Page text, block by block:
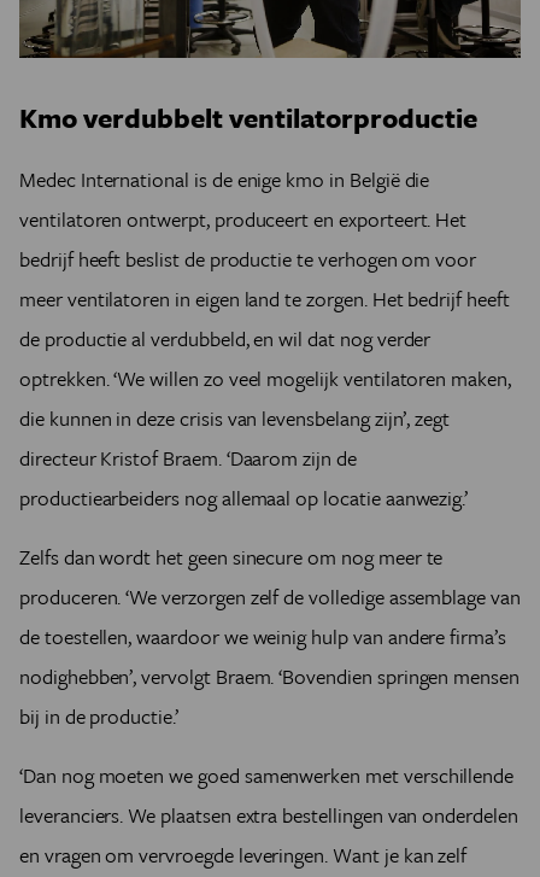
Kmo verdubbelt ventilatorproductie
Medec International is de enige kmo in België die
ventilatoren ontwerpt, produceert en exporteert. Het
bedrijf heeft beslist de productie te verhogen om voor
meer ventilatoren in eigen land te zorgen. Het bedrijf heeft
de productie al verdubbeld, en wil dat nog verder
optrekken. ‘We willen zo veel mogelijk ventilatoren maken,
die kunnen in deze crisis van levensbelang zijn’, zegt
directeur Kristof Braem. ‘Daarom zijn de
productiearbeiders nog allemaal op locatie aanwezig.’
Zelfs dan wordt het geen sinecure om nog meer te
produceren. ‘We verzorgen zelf de volledige assemblage van
de toestellen, waardoor we weinig hulp van andere firma’s
nodighebben’, vervolgt Braem. ‘Bovendien springen mensen
bij in de productie.’
‘Dan nog moeten we goed samenwerken met verschillende
leveranciers. We plaatsen extra bestellingen van onderdelen
en vragen om vervroegde leveringen. Want je kan zelf